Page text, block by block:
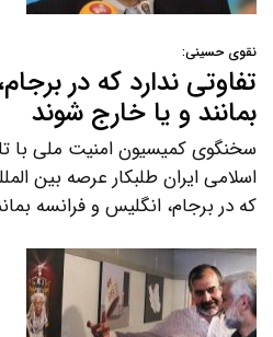
نقوی حسینی:
تفاوتی ندارد که در
بمانند و یا خارج شوند
سخنگوی کمیسیون امنیت ملی با
اسلامی ایران طلبکار عرصه بین
که در برجام، انگلیس و فرانسه